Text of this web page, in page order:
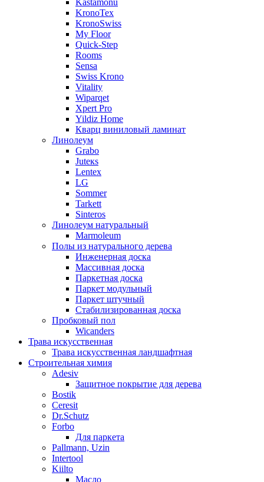
KronoTex
KronoSwiss
My Floor
Quick-Step
Rooms
Sensa
Swiss Krono
Vitality
Wiparqet
Xpert Pro
Yildiz Home
Кварц виниловый ламинат
Линолеум
Grabo
Juteкs
Lentex
LG
Sommer
Tarkett
Sinteros
Линолеум натуральный
Marmoleum
Полы из натурального дерева
Инженерная доска
Массивная доска
Паркетная доска
Паркет модульный
Паркет штучный
Стабилизированная доска
Пробковый пол
Wicanders
Трава искусственная
Трава искусственная ландшафтная
Строительная химия
Adesiv
Защитное покрытие для дерева
Bostik
Ceresit
Dr.Schutz
Forbo
Для паркета
Pallmann, Uzin
Intertool
Kiilto
Масло